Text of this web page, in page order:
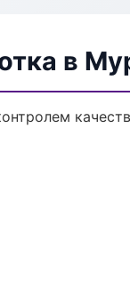
в